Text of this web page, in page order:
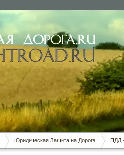
Юридическая Защита на Дороге ПДД